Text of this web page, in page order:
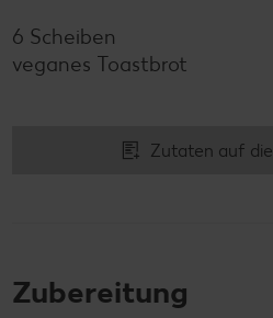
6 Scheiben
veganes Toastbrot
Zutaten auf
Zubereitung